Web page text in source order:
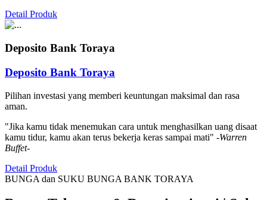
Detail Produk
Deposito Bank Toraya
Deposito Bank Toraya
Pilihan investasi yang memberi keuntungan maksimal dan rasa
aman.
"Jika kamu tidak menemukan cara untuk menghasilkan uang disaat
kamu tidur, kamu akan terus bekerja keras sampai mati" -Warren
Buffet-
Detail Produk
BUNGA dan SUKU BUNGA BANK TORAYA